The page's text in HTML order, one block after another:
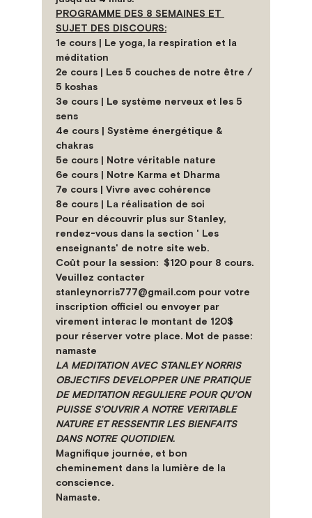
PROGRAMME DES 8 SEMAINES ET
SUJET DES DISCOURS:
1e cours | Le yoga, la respiration et la
méditation
2e cours | Les 5 couches de notre être /
5 koshas
3e cours | Le système nerveux et les 5
sens
4e cours | Système énergétique &
chakras
5e cours | Notre véritable nature
6e cours | Notre Karma et Dharma
7e cours | Vivre avec cohérence
8e cours | La réalisation de soi
Pour en découvrir plus sur Stanley,
rendez-vous dans la section ' Les
enseignants' de notre site web.
Coût pour la session:  $120 pour 8 cours.
Veuillez contacter
stanleynorris777@gmail.com pour votre
inscription officiel ou envoyer par
virement interac le montant de 120$
pour réserver votre place. Mot de passe:
namaste
LA MEDITATION AVEC STANLEY NORRIS
OBJECTIFS DEVELOPPER UNE PRATIQUE
DE MEDITATION REGULIERE POUR QU’ON
PUISSE S’OUVRIR A NOTRE VERITABLE
NATURE ET RESSENTIR LES BIENFAITS
DANS NOTRE QUOTIDIEN.
Magnifique journée, et bon
cheminement dans la lumière de la
conscience.
Namaste.